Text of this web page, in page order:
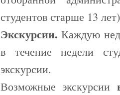
студентов старше 13
Экскурсии. Каждую
в течение недели
экскурсии.
Возможные экскурсии